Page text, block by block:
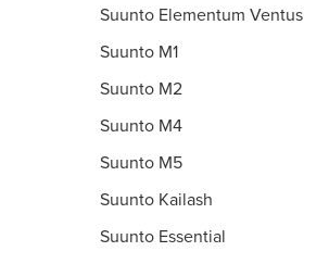
Suunto Elementum Ventus
Suunto M1
Suunto M2
Suunto M4
Suunto M5
Suunto Kailash
Suunto Essential